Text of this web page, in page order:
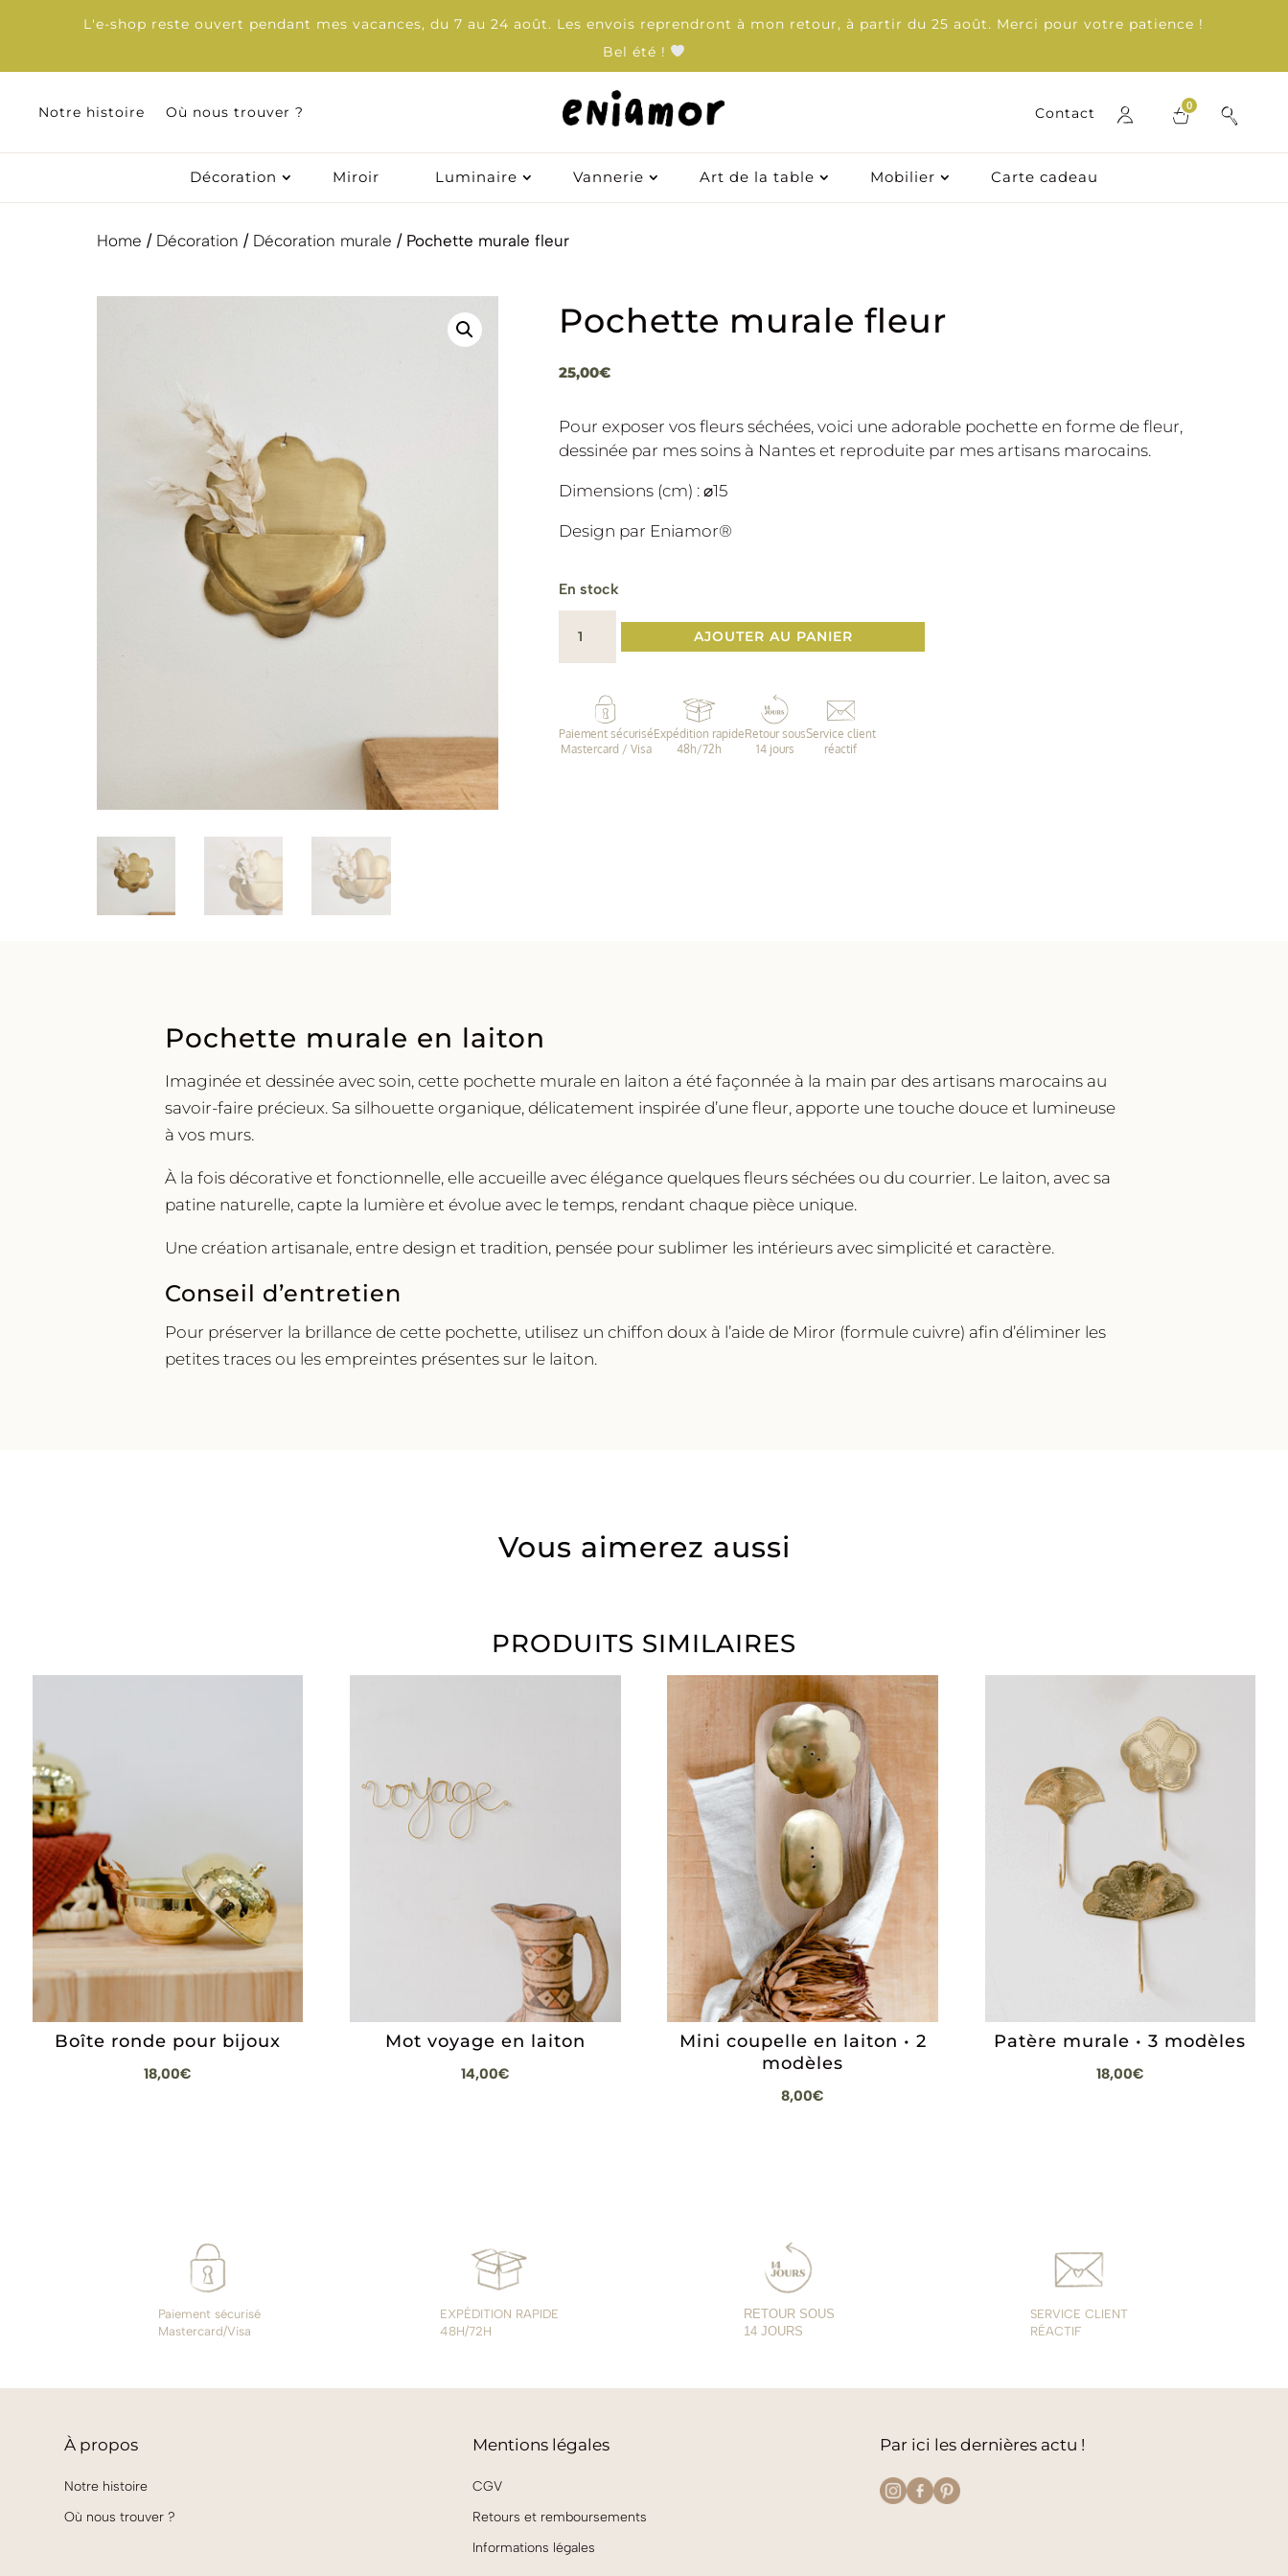
L'e-shop reste ouvert pendant mes vacances, du 7 au 24 août. Les envois reprendront à mon retour, à partir du 25 août. Merci pour votre patience !
Bel été !
Notre histoire Où nous trouver ? Contact 0
Décoration Miroir Luminaire Vannerie Art de la table Mobilier Carte cadeau
Notre histoire Où nous trouver ? Contact 0
Décoration Miroir Luminaire Vannerie Art de la table Mobilier Carte cadeau
Home / Décoration / Décoration murale / Pochette murale fleur
Pochette murale fleur
25,00€
Pour exposer vos fleurs séchées, voici une adorable pochette en forme de fleur,
dessinée par mes soins à Nantes et reproduite par mes artisans marocains.
Dimensions (cm) : ⌀15
Design par Eniamor®️
En stock
Pochette
murale
AJOUTER AU PANIER
Paiement sécurisé
Mastercard / Visa
Expédition rapide
48h/72h
Retour sous
14 jours
Service client
réactif
Pochette murale en laiton
Imaginée et dessinée avec soin, cette pochette murale en laiton a été façonnée à la main par des artisans marocains au
savoir-faire précieux. Sa silhouette organique, délicatement inspirée d’une fleur, apporte une touche douce et lumineuse
à vos murs.
À la fois décorative et fonctionnelle, elle accueille avec élégance quelques fleurs séchées ou du courrier. Le laiton, avec sa
patine naturelle, capte la lumière et évolue avec le temps, rendant chaque pièce unique.
Une création artisanale, entre design et tradition, pensée pour sublimer les intérieurs avec simplicité et caractère.
Conseil d’entretien
Pour préserver la brillance de cette pochette, utilisez un chiffon doux à l’aide de Miror (formule cuivre) afin d’éliminer les
petites traces ou les empreintes présentes sur le laiton.
Vous aimerez aussi
PRODUITS SIMILAIRES
Boîte ronde pour bijoux
18,00€
Mot voyage en laiton
14,00€
Mini coupelle en laiton • 2
modèles
8,00€
Patère murale • 3 modèles
18,00€
Paiement sécurisé
Mastercard/Visa
EXPÉDITION RAPIDE
48H/72H
RETOUR SOUS
14 JOURS
SERVICE CLIENT
RÉACTIF
À propos
Notre histoire
Où nous trouver ?
Mentions légales
CGV
Retours et remboursements
Informations légales
Par ici les dernières actu !